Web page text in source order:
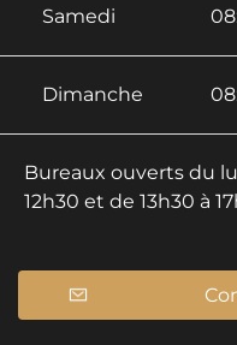
Samedi
Dimanche
Bureaux ouverts du
12h30 et de 13h30 à